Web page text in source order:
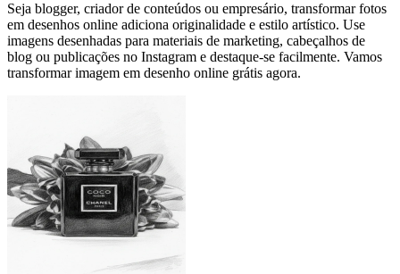
Seja blogger, criador de conteúdos ou empresário, transformar fotos
em desenhos online adiciona originalidade e estilo artístico. Use
imagens desenhadas para materiais de marketing, cabeçalhos de
blog ou publicações no Instagram e destaque-se facilmente. Vamos
transformar imagem em desenho online grátis agora.